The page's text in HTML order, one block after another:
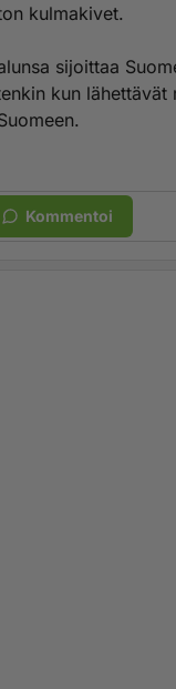
kulmakivet.
sijoittaa
kun lähettävät
Kommentoi